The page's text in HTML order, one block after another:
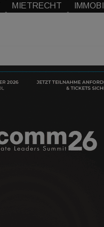
MIETRECHT